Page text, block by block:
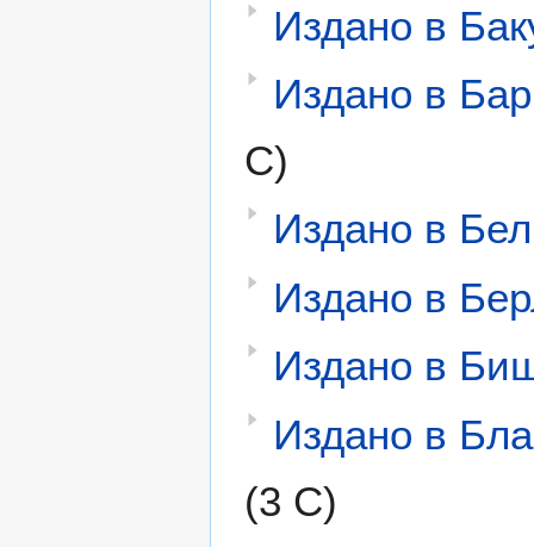
Издано в
Издано в
С)
Издано в
Издано в
Издано в
Издано в
(3 С)